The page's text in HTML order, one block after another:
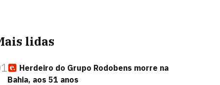
lidas
Herdeiro do Grupo Rodobens morre na
Bahia, aos 51 anos